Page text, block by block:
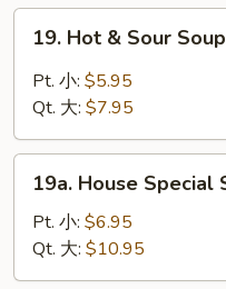
菜
Hot
Sour
酸
19. Hot & Sour
Pt. 小: $5.95
Qt. 大: $7.95
House
Special
Soup
本
19a. House Special
Pt. 小: $6.95
Qt. 大: $10.95